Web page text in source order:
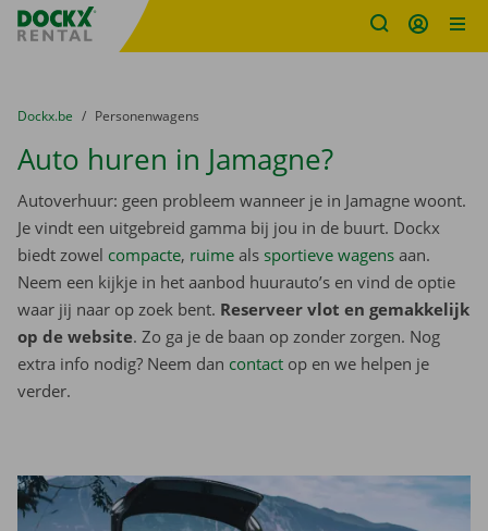
Fratello DEMO
U bevindt zich hier:
van
Dockx.be naar
Personenwagens
Auto huren in Jamagne?
Autoverhuur: geen probleem wanneer je in Jamagne woont.
Je vindt een uitgebreid gamma bij jou in de buurt. Dockx
biedt zowel compacte, ruime als sportieve wagens aan.
Neem een kijkje in het aanbod huurauto’s en vind de optie
waar jij naar op zoek bent. Reserveer vlot en gemakkelijk
op de website. Zo ga je de baan op zonder zorgen. Nog
extra info nodig? Neem dan contact op en we helpen je
verder.